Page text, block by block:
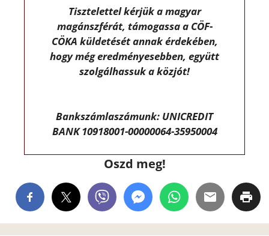
Tisztelettel kérjük a magyar
magánszférát, támogassa a CÖF-
CÖKA küldetését annak érdekében,
hogy még eredményesebben, együtt
szolgálhassuk a közjót!
Bankszámlaszámunk: UNICREDIT
BANK 10918001-00000064-35950004
Oszd meg!